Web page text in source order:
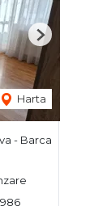
Harta
Next
- Barca